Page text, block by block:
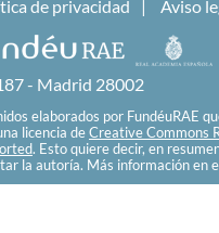
de privacidad Aviso
- Madrid 28002
elaborados por FundéuRAE
licencia deCreative Commons
. Esto quiere decir, en
la autoría. Más información en